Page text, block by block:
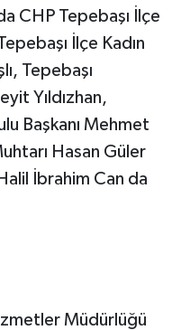
CHP Tepebaşı İlçe
İlçe Kadın
Tepebaşı
Yıldızhan,
Başkanı Mehmet
Hasan Güler
İbrahim Can da
Müdürlüğü